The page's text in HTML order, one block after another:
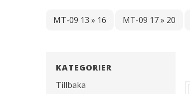
MT-09 13 » 16 MT-09 17 » 20
KATEGORIER
Tillbaka